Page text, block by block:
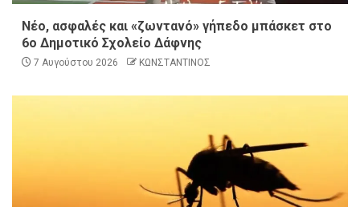
Νέο, ασφαλές και «ζωντανό» γήπεδο μπάσκετ στο
6ο Δημοτικό Σχολείο Δάφνης
7 Αυγούστου 2026 ΚΩΝΣΤΑΝΤΙΝΟΣ